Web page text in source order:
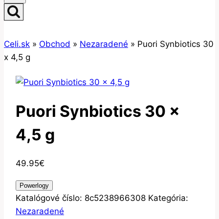
Celi.sk » Obchod » Nezaradené » Puori Synbiotics 30
x 4,5 g
Puori Synbiotics 30 x
4,5 g
49.95€
Powerlogy
Katalógové číslo: 8c5238966308 Kategória:
Nezaradené